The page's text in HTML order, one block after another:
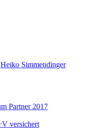
Heiko Simmendinger